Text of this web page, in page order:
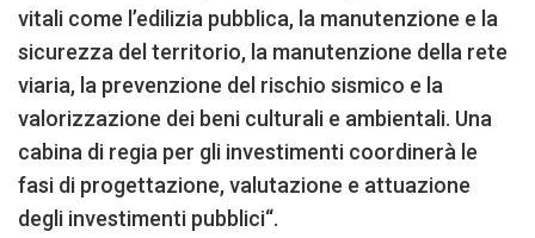
vitali come l’edilizia pubblica, la manutenzione e la
sicurezza del territorio, la manutenzione della rete
viaria, la prevenzione del rischio sismico e la
valorizzazione dei beni culturali e ambientali. Una
cabina di regia per gli investimenti coordinerà le
fasi di progettazione, valutazione e attuazione
degli investimenti pubblici“.